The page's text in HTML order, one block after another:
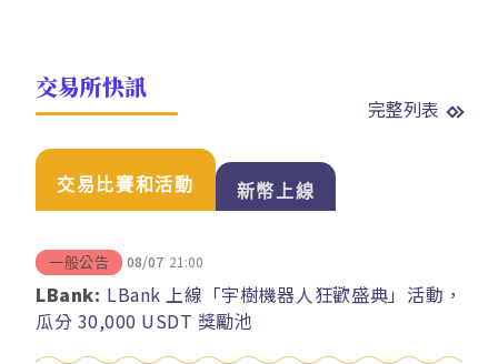
交易所快訊
完整列表
交易比賽和活動 新幣上線
一般公告 08/07 21:00
LBank: LBank 上線「宇樹機器人狂歡盛典」活動，
瓜分 30,000 USDT 獎勵池